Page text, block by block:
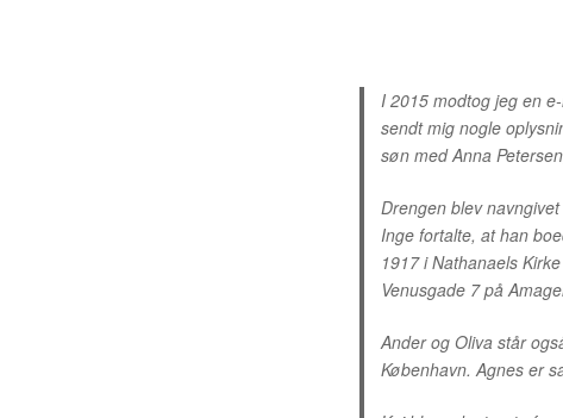
I 2015 modtog jeg en
sendt mig nogle
søn med Anna
Drengen blev
Inge fortalte, at han
1917 i Nathanaels
Venusgade 7 på
Ander og Oliva står
København. Agnes er